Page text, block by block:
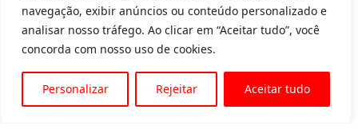
navegação, exibir anúncios ou conteúdo personalizado e
analisar nosso tráfego. Ao clicar em “Aceitar tudo”, você
concorda com nosso uso de cookies.
Personalizar Rejeitar Aceitar tudo